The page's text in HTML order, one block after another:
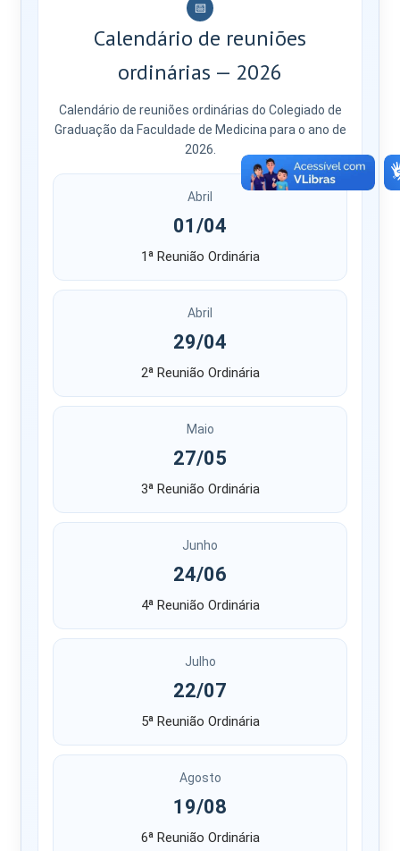
📅
Calendário de reuniões
ordinárias — 2026
Calendário de reuniões ordinárias do Colegiado de
Graduação da Faculdade de Medicina para o ano de
2026.
Abril
01/04
1ª Reunião Ordinária
Abril
29/04
2ª Reunião Ordinária
Maio
27/05
3ª Reunião Ordinária
Junho
24/06
4ª Reunião Ordinária
Julho
22/07
5ª Reunião Ordinária
Agosto
19/08
6ª Reunião Ordinária